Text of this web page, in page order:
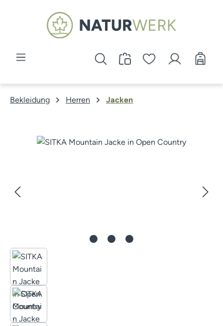
Zum Hauptinhalt springen
Bekleidung Herren Jacken
Bildergalerie überspringen